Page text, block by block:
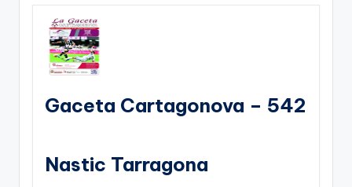
Gaceta Cartagonova – 542
Nastic Tarragona